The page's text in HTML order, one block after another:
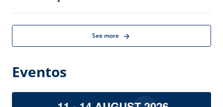
04 August 2026
In August, MI is by your side!